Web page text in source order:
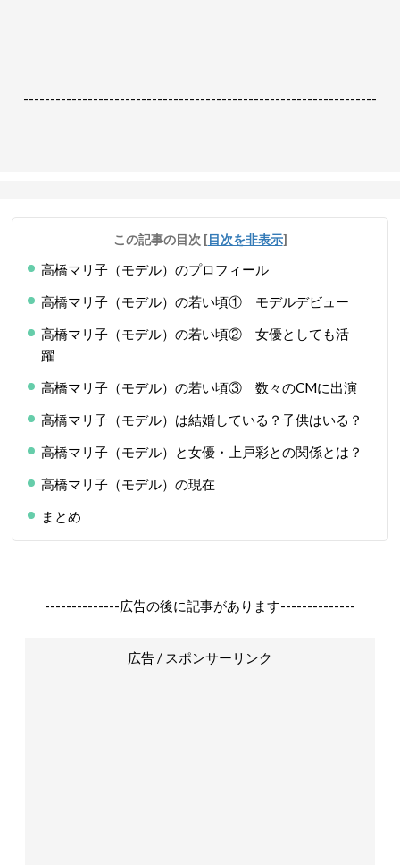
------------------------------------------------------------------
この記事の目次 [目次を非表示]
高橋マリ子（モデル）のプロフィール
高橋マリ子（モデル）の若い頃① モデルデビュー
高橋マリ子（モデル）の若い頃② 女優としても活
躍
高橋マリ子（モデル）の若い頃③ 数々のCMに出演
高橋マリ子（モデル）は結婚している？子供はいる？
高橋マリ子（モデル）と女優・上戸彩との関係とは？
高橋マリ子（モデル）の現在
まとめ
--------------広告の後に記事があります--------------
広告 / スポンサーリンク